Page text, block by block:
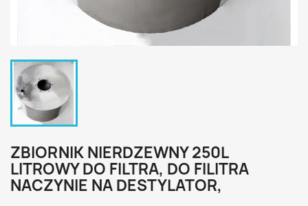
ZBIORNIK NIERDZEWNY 250L
LITROWY DO FILTRA, DO FILITRA
NACZYNIE NA DESTYLATOR,